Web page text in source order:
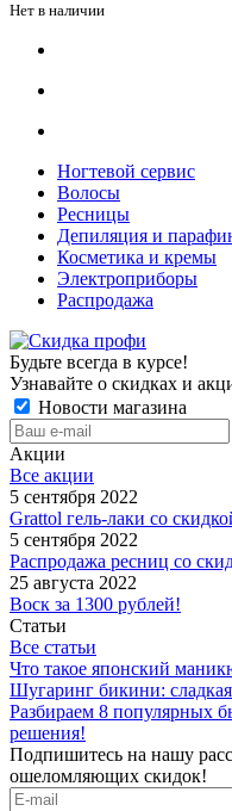
Нет в наличии
Ногтевой сервис
Волосы
Ресницы
Депиляция и
Косметика и кремы
Электроприборы
Распродажа
Будьте всегда в курсе!
Узнавайте о скидках и
Новости магазина
Акции
Все акции
5 сентября 2022
Grattol гель-лаки со
5 сентября 2022
Распродажа ресниц со
25 августа 2022
Воск за 1300 рублей!
Статьи
Все статьи
Что такое японский
Шугаринг бикини:
Разбираем 8 популярных
решения!
Подпишитесь на нашу
ошеломляющих скидок!